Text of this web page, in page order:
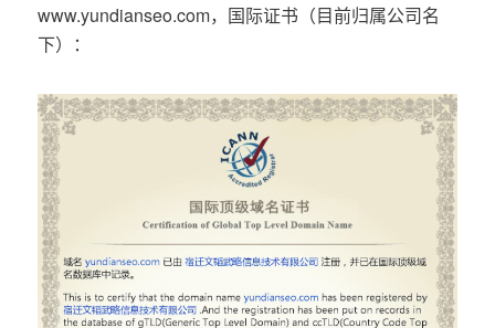
www.yundianseo.com，国际证书（目前归属公司名
下）：